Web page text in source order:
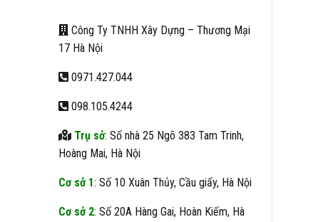
Công Ty TNHH Xây Dựng – Thương Mại
17 Hà Nội
0971.427.044
098.105.4244
Trụ sở: Số nhà 25 Ngõ 383 Tam Trinh,
Hoàng Mai, Hà Nội
Cơ sở 1: Số 10 Xuân Thủy, Cầu giấy, Hà Nội
Cơ sở 2: Số 20A Hàng Gai, Hoàn Kiếm, Hà